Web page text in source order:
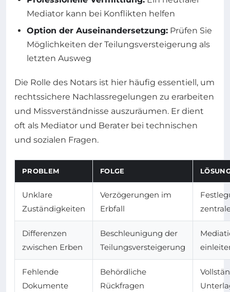
Mediator kann bei Konflikten helfen
Option der Auseinandersetzung: Prüfen Sie
Möglichkeiten der Teilungsversteigerung als
letzten Ausweg
Die Rolle des Notars ist hier häufig essentiell, um
rechtssichere Nachlassregelungen zu erarbeiten
und Missverständnisse auszuräumen. Er dient
oft als Mediator und Berater bei technischen
und sozialen Fragen.
PROBLEM FOLGE
Unklare
Zuständigkeiten
Verzögerungen im
Erbfall
Differenzen
zwischen Erben
Beschleunigung der
Teilungsversteigerung
Fehlende
Dokumente
Behördliche
Rückfragen